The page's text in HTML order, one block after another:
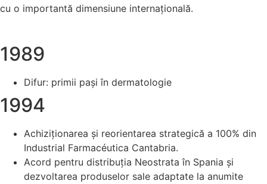
cu o importantă dimensiune internațională.
1989
Difur: primii pași în dermatologie
1994
Achiziționarea și reorientarea strategică a 100% din
Industrial Farmacéutica Cantabria.
Acord pentru distribuția Neostrata în Spania și
dezvoltarea produselor sale adaptate la anumite